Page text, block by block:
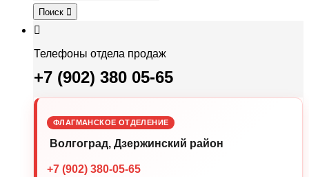
Поиск
Телефоны отдела продаж
+7 (902) 380 05-65
ФЛАГМАНСКОЕ ОТДЕЛЕНИЕ
Волгоград, Дзержинский район
+7 (902) 380-05-65